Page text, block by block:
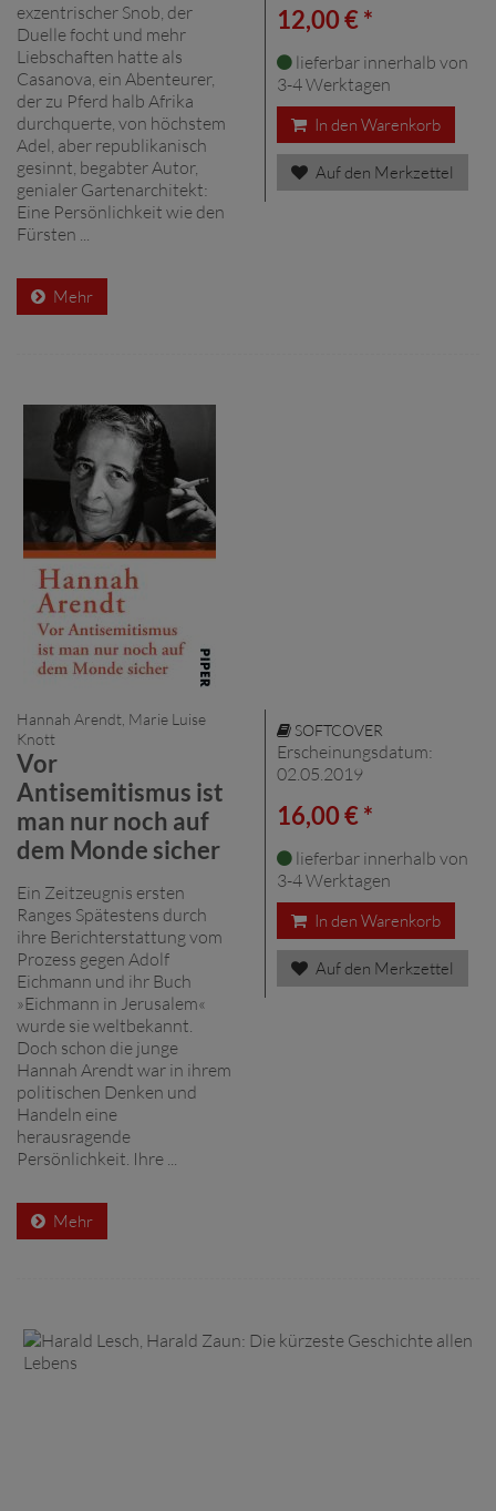
exzentrischer Snob, der
Duelle focht und mehr
Liebschaften hatte als
Casanova, ein Abenteurer,
der zu Pferd halb Afrika
durchquerte, von höchstem
Adel, aber republikanisch
gesinnt, begabter Autor,
genialer Gartenarchitekt:
Eine Persönlichkeit wie den
Fürsten ...
Mehr
12,00 € *
lieferbar innerhalb von
3-4 Werktagen
In den Warenkorb
Auf den Merkzettel
Hannah Arendt, Marie Luise
Knott
Vor
Antisemitismus ist
man nur noch auf
dem Monde sicher
Ein Zeitzeugnis ersten
Ranges Spätestens durch
ihre Berichterstattung vom
Prozess gegen Adolf
Eichmann und ihr Buch
»Eichmann in Jerusalem«
wurde sie weltbekannt.
Doch schon die junge
Hannah Arendt war in ihrem
politischen Denken und
Handeln eine
herausragende
Persönlichkeit. Ihre ...
Mehr
SOFTCOVER
Erscheinungsdatum:
02.05.2019
16,00 € *
lieferbar innerhalb von
3-4 Werktagen
In den Warenkorb
Auf den Merkzettel